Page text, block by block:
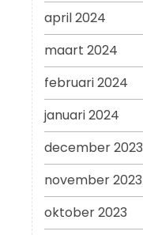
april 2024
maart 2024
februari 2024
januari 2024
december 2023
november 2023
oktober 2023